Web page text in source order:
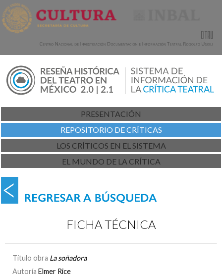
PRESENTACIÓN
REPOSITORIO DE CRÍTICAS
LOS CRÍTICOS EN EL SISTEMA
EL MUNDO DE LA CRÍTICA
FICHA TÉCNICA
Título obra La soñadora
Autoría Elmer Rice